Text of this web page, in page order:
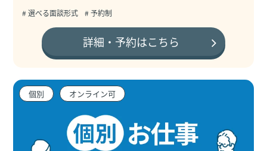
# 選べる面談形式 # 予約制
詳細・予約はこちら
個別 オンライン可